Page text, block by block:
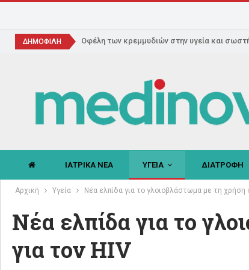
ΔΗΜΟΦΙΛΗ Οφέλη των κρεμμυδιών στην υγεία και
ΙΑΤΡΙΚΑ ΝΕΑ ΥΓΕΙΑ ΔΙΑΤΡΟΦΗ
Αρχική Υγεία Νέα ελπίδα για το γλοιοβλάστωμα με τη χρήση
Νέα ελπίδα για το
για τον HIV